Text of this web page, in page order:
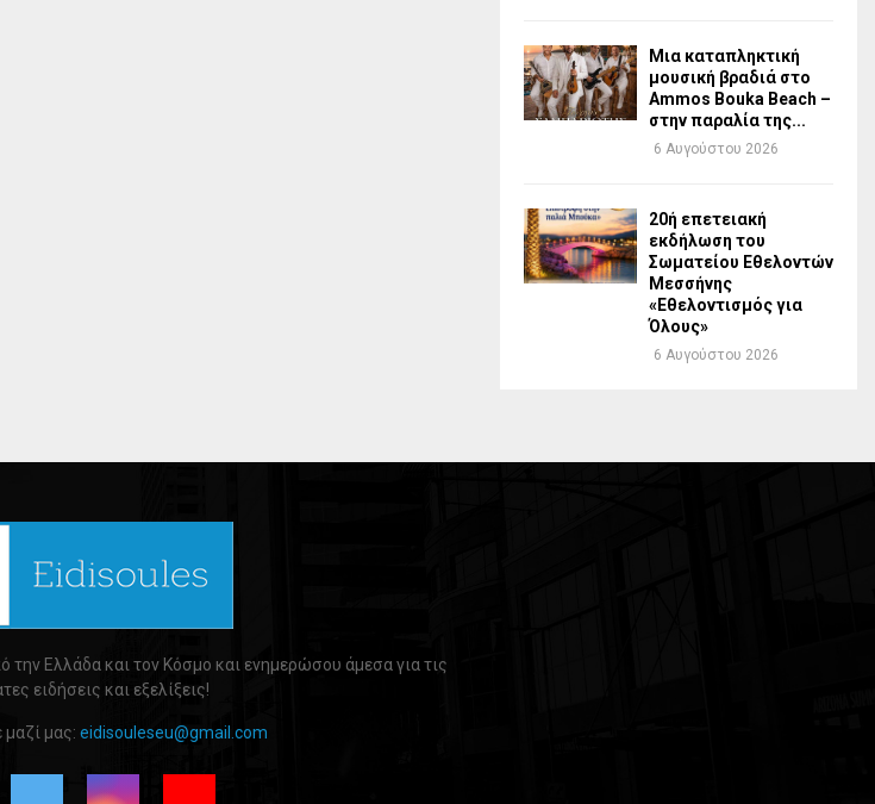
Μια καταπληκτική
μουσική βραδιά στο
Ammos Bouka Beach –
στην παραλία της...
6 Αυγούστου 2026
20ή επετειακή
εκδήλωση του
Σωματείου Εθελοντών
Μεσσήνης
«Εθελοντισμός για
Όλους»
6 Αυγούστου 2026
την Ελλάδα και τον Κόσμο και ενημερώσου άμεσα για τις
ειδήσεις και εξελίξεις!
μαζί μας: eidisouleseu@gmail.com